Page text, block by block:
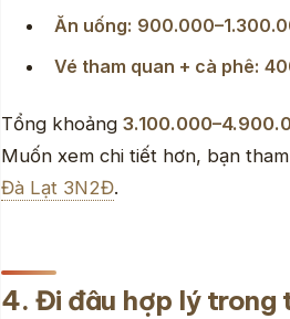
Ăn uống:
Vé tham quan + cà phê:
Tổng khoảng
Muốn xem chi tiết hơn, bạn
Đà Lạt 3N2Đ.
4. Đi đâu hợp lý trong